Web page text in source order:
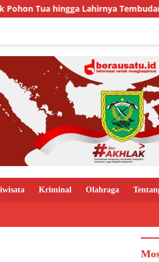
Lahirnya Tembudan, Kisah
Kriminal Olahraga